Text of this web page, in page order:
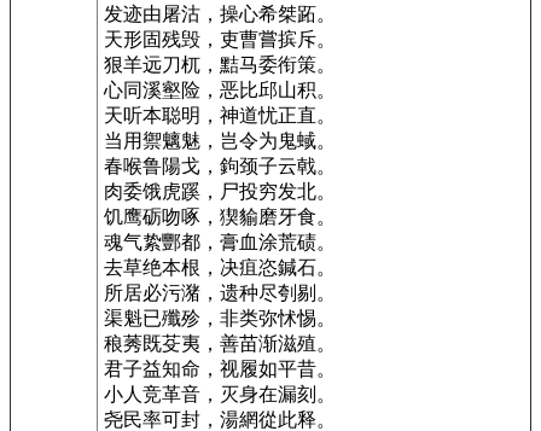
发迹由屠沽，操心希桀跖。
天形固残毁，吏曹嘗摈斥。
狠羊远刀杌，黠马委衔策。
心同溪壑险，恶比邱山积。
天听本聪明，神道忧正直。
当用禦魑魅，岂令为鬼蜮。
春喉鲁陽戈，鉤颈子云戟。
肉委饿虎蹊，尸投穷发北。
饥鹰砺吻啄，猰貐磨牙食。
魂气絷酆都，膏血涂荒碛。
去草绝本根，决疽恣鍼石。
所居必污潴，遗种尽刳剔。
渠魁已殲殄，非类弥怵惕。
稂莠既芟夷，善苗渐滋殖。
君子益知命，视履如平昔。
小人竞革音，灭身在漏刻。
尧民率可封，湯網從此释。